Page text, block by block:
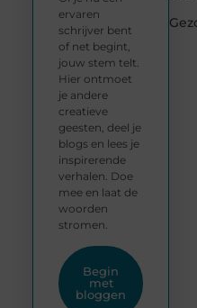
ervaren
schrijver bent
of net begint,
jouw stem telt.
Hier ontmoet
je andere
creatieve
geesten, deel je
blogs en lees je
inspirerende
verhalen. Doe
mee en laat de
woorden
stromen.
Begin
met
bloggen